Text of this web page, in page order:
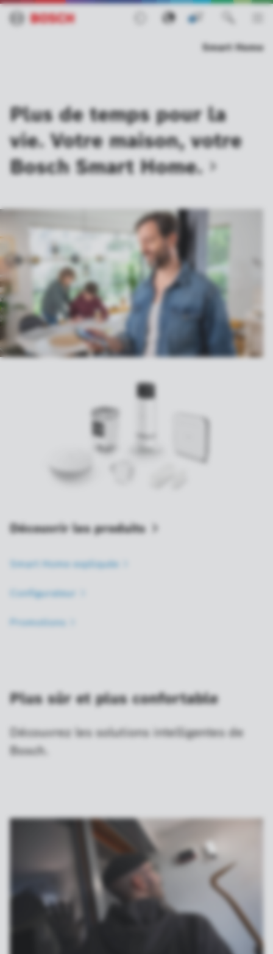
Smart Home
Plus de temps pour la
vie. Votre maison, votre
Bosch Smart Home.
Découvrir les produits
Smart Home expliquée
Configurateur
Promotions
Plus sûr et plus confortable
Découvrez les solutions intelligentes de
Bosch.